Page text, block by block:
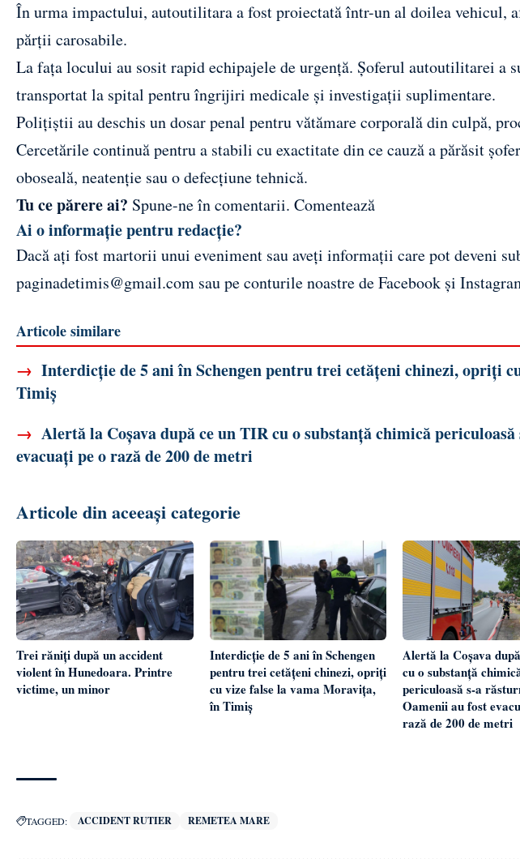
În urma impactului, autoutilitara a fost proiectată într-un al doilea vehicul,
părții carosabile.
La fața locului au sosit rapid echipajele de urgență. Șoferul autoutilitarei a
transportat la spital pentru îngrijiri medicale și investigații suplimentare.
Polițiștii au deschis un dosar penal pentru vătămare corporală din culpă,
Cercetările continuă pentru a stabili cu exactitate din ce cauză a părăsit
oboseală, neatenție sau o defecțiune tehnică.
Tu ce părere ai? Spune-ne în comentarii. Comentează
Ai o informație pentru redacție?
Dacă ați fost martorii unui eveniment sau aveți informații care pot deveni
paginadetimis@gmail.com sau pe conturile noastre deFacebook și
Articole similare
→ Interdicție de 5 ani în Schengen pentru trei cetățeni chinezi, opriți
Timiș
→ Alertă la Coșava după ce un TIR cu o substanță chimică
evacuați pe o rază de 200 de metri
Articole din aceeași categorie
Trei răniți după un accident
violent în Hunedoara. Printre
victime, un minor
Interdicție de 5 ani în Schengen
pentru trei cetățeni chinezi, opriți
cu vize false la vama Moravița,
în Timiș
Alertă la Coșava
cu o substanță
periculoasă s-a
Oamenii au fost
rază de 200 de metri
TAGGED: ACCIDENT RUTIER REMETEA MARE